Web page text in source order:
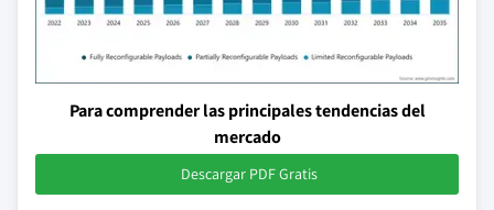
Para comprender las principales tendencias del
mercado
Descargar PDF Gratis